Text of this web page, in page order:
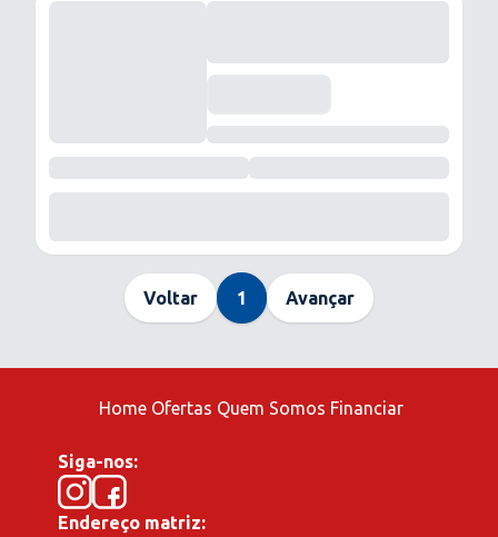
Voltar 1 Avançar
Home Ofertas Quem Somos Financiar
Siga-nos:
Endereço matriz: